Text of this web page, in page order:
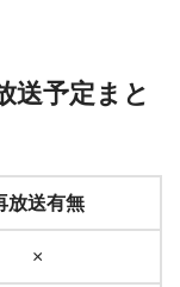
送予定まと
放送有無
×